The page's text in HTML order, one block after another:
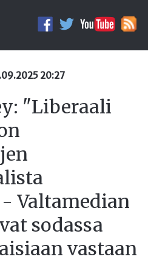
20:27
"Liberaali
Valtamedian
sodassa
vastaan